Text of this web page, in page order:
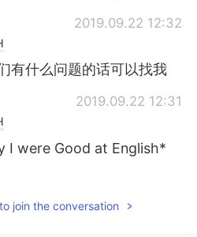
2019.09.22 12:32
有什么问题的话可以找我
2019.09.22 12:31
I were Good at English*
join the conversation